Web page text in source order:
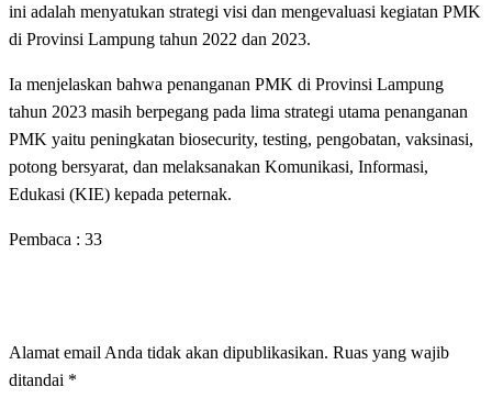
ini adalah menyatukan strategi visi dan mengevaluasi kegiatan PMK
di Provinsi Lampung tahun 2022 dan 2023.
Ia menjelaskan bahwa penanganan PMK di Provinsi Lampung
tahun 2023 masih berpegang pada lima strategi utama penanganan
PMK yaitu peningkatan biosecurity, testing, pengobatan, vaksinasi,
potong bersyarat, dan melaksanakan Komunikasi, Informasi,
Edukasi (KIE) kepada peternak.
Pembaca : 33
Alamat email Anda tidak akan dipublikasikan. Ruas yang wajib
ditandai *